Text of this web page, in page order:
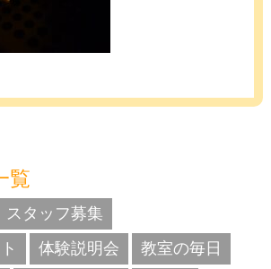
覧
スタッフ募集
体験説明会
教室の毎日